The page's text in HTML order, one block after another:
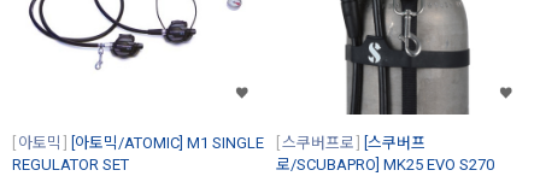
아토믹
[아토믹/ATOMIC] M1 SINGLE
REGULATOR SET
스쿠버프로
[스쿠버프
로/SCUBAPRO] MK25 EVO S270